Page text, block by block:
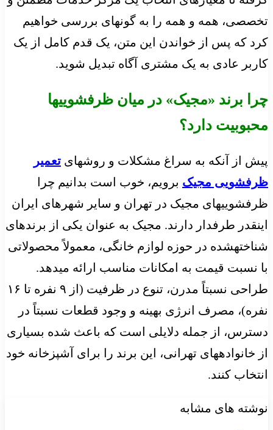
تخصصی، همه و همه را به گونهای بررسی خواهیم
کرد که پس از خواندن این متن، یک قدم کامل از یک
کاربر عادی به یک مشتری آگاه تبدیل شوید.
چرا برند «مجیک» در میان ظرفشوییها
محبوبیت دارد؟
پیش از آنکه به سراغ مشکلات و روشهای تعمیر
ظرفشویی مجیک برویم، خوب است بدانیم چرا
ظرفشوییهای مجیک در تهران و سایر شهرهای ایران
اینقدر طرفدار دارند. مجیک به عنوان یکی از برندهای
شناختهشده در حوزه لوازم خانگی، معمولاً محصولاتی
با نسبت قیمت به امکانات مناسب ارائه میدهد.
طراحی نسبتاً مدرن، تنوع در ظرفیت (از ۹ نفره تا ۱۶
نفره)، مصرف انرژی بهینه و وجود قطعات نسبتاً در
دسترس، از جمله دلایلی است که باعث شده بسیاری
از خانوادههای تهرانی، این برند را برای آشپزخانه خود
انتخاب کنند.
نوشته های مشابه